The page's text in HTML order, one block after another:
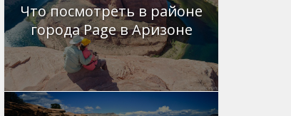
Что посмотреть в районе
города Page в Аризоне